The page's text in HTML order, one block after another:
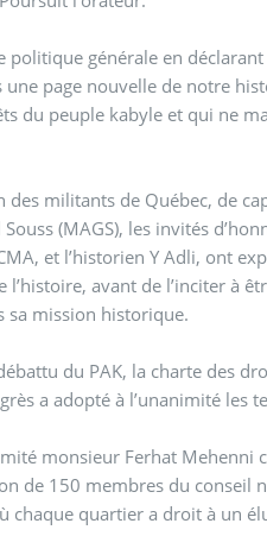
générale en
page nouvelle de notre
du peuple kabyle et qui ne
militants de Québec, de
(MAGS), les invités
et l’historien Y Adli, ont
avant de l’inciter à
sa mission historique.
du PAK, la charte des
a adopté à l’unanimité les
monsieur Ferhat
de 150 membres du
chaque quartier a droit à un